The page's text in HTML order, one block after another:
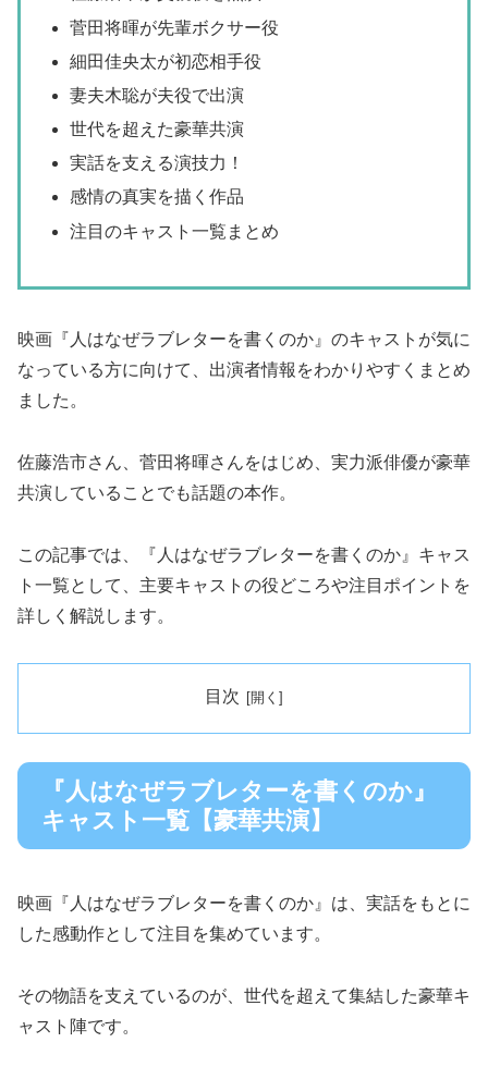
菅田将暉が先輩ボクサー役
細田佳央太が初恋相手役
妻夫木聡が夫役で出演
世代を超えた豪華共演
実話を支える演技力！
感情の真実を描く作品
注目のキャスト一覧まとめ
映画『人はなぜラブレターを書くのか』のキャストが気に
なっている方に向けて、出演者情報をわかりやすくまとめ
ました。
佐藤浩市さん、菅田将暉さんをはじめ、実力派俳優が豪華
共演していることでも話題の本作。
この記事では、『人はなぜラブレターを書くのか』キャス
ト一覧として、主要キャストの役どころや注目ポイントを
詳しく解説します。
目次
『人はなぜラブレターを書くのか』
キャスト一覧【豪華共演】
映画『人はなぜラブレターを書くのか』は、実話をもとに
した感動作として注目を集めています。
その物語を支えているのが、世代を超えて集結した豪華キ
ャスト陣です。